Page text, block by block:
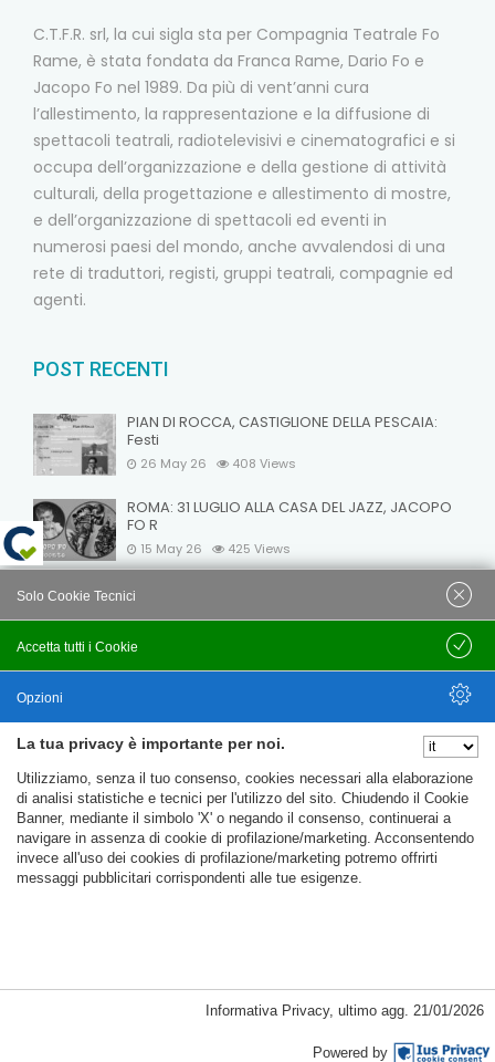
C.T.F.R. srl, la cui sigla sta per Compagnia Teatrale Fo
Rame, è stata fondata da Franca Rame, Dario Fo e
Jacopo Fo nel 1989. Da più di vent’anni cura
l’allestimento, la rappresentazione e la diffusione di
spettacoli teatrali, radiotelevisivi e cinematografici e si
occupa dell’organizzazione e della gestione di attività
culturali, della progettazione e allestimento di mostre,
e dell’organizzazione di spettacoli ed eventi in
numerosi paesi del mondo, anche avvalendosi di una
rete di traduttori, registi, gruppi teatrali, compagnie ed
agenti.
POST RECENTI
PIAN DI ROCCA, CASTIGLIONE DELLA PESCAIA:
Festi
26 May 26 408 Views
ROMA: 31 LUGLIO ALLA CASA DEL JAZZ, JACOPO
FO R
15 May 26 425 Views
VELEIA: NOTTI A VELEIA 2026: OMAGGIO A DARIO
© C.T.F.R. srl Compagnia Teatrale Fo Rame | All rights
reserved Uffici e Sede Legale: Loc. Santa Cristina 14 - 06024
Gubbio (PG) Partita IVA e C.F. 09781020152
Privacy Policy Trasparenza My account
La tua privacy è importante per noi.
Utilizziamo, senza il tuo consenso, cookies necessari alla elaborazione
di analisi statistiche e tecnici per l'utilizzo del sito. Chiudendo il Cookie
Banner, mediante il simbolo 'X' o negando il consenso, continuerai a
navigare in assenza di cookie di profilazione/marketing. Acconsentendo
invece all'uso dei cookies di profilazione/marketing potremo offrirti
messaggi pubblicitari corrispondenti alle tue esigenze.
Accetta tutti i Cookie
Solo Cookie Tecnici
Salva
Opzioni
Nascondi Opzioni
Informativa Privacy, ultimo agg. 21/01/2026
Powered by